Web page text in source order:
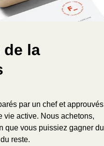
la
par un chef et approuvés
vie active. Nous achetons,
que vous puissiez gagner du
reste.